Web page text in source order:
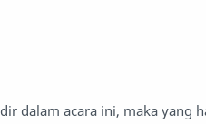
dalam acara ini, maka yang